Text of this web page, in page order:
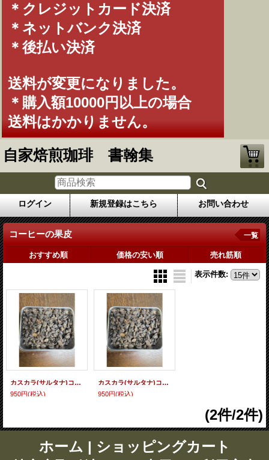
＊クレジットカード決済
＊ネットバンク決済
＊後払い決済
送料が変更になりました。
＊購入額10000円以上の場合
送料はかかりません。
自家焙煎珈琲 書翰集
ログイン 新規登録はこちら お問い合わせ
コーヒーの果皮 一覧
おすすめ順 価格の安い順 売れ筋順
表示件数:
カスカラ(サルタナ)コーヒーの果皮
950円(税込)
カスカラ(サルタナ)コーヒーの果皮
950円(税込)
(2件/2件)
ホーム | ショッピングカート